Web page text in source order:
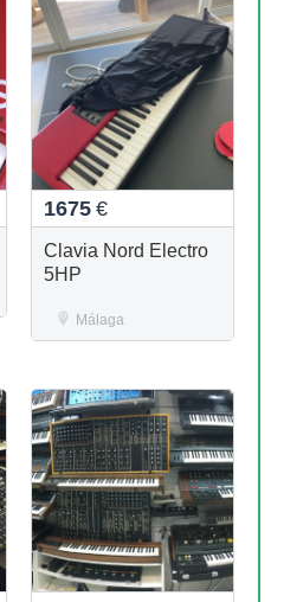
1675 €
Clavia Nord Electro
5HP
Málaga